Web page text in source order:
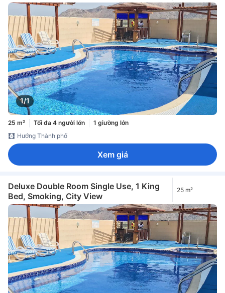
1/1
25 m² Tối đa 4 người lớn
1 giường lớn
Hướng Thành phố
Xem giá
Deluxe Double Room Single Use, 1 King
Bed, Smoking, City View
25 m²